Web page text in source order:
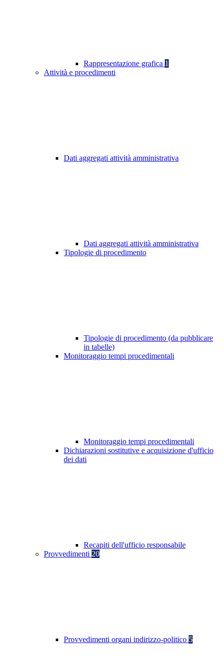
Rappresentazione grafica 1
Attività e procedimenti
Dati aggregati attività amministrativa
Dati aggregati attività amministrativa
Tipologie di procedimento
Tipologie di procedimento (da pubblicare
in tabelle)
Monitoraggio tempi procedimentali
Monitoraggio tempi procedimentali
Dichiarazioni sostitutive e acquisizione d'ufficio
dei dati
Recapiti dell'ufficio responsabile
Provvedimenti 20
Provvedimenti organi indirizzo-politico 5